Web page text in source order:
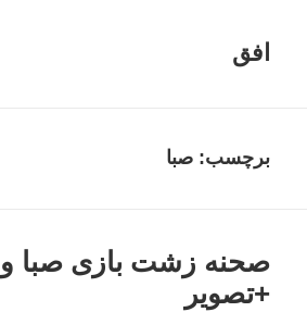
افق
برچسب:صبا
صحنه زشت بازی صبا و
+تصویر